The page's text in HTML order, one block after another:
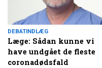
DEBATINDLÆG
Læge: Sådan kunne vi
have undgået de fleste
coronadødsfald